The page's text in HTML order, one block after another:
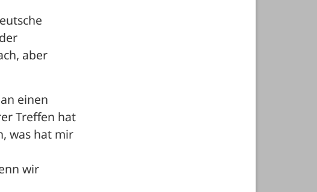
aber
einen
Treffen hat
was hat mir
wir